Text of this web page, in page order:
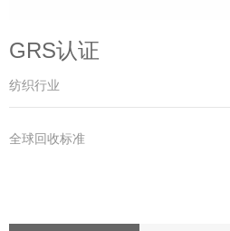
GRS认证
纺织行业
全球回收标准